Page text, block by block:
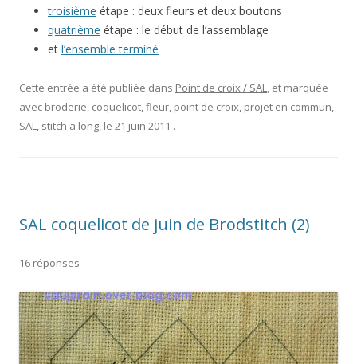
troisième étape : deux fleurs et deux boutons
quatrième étape : le début de l’assemblage
et l’ensemble terminé
Cette entrée a été publiée dans Point de croix / SAL, et marquée
avec broderie, coquelicot,fleur, point de croix, projet en commun,
SAL, stitch a long, le 21 juin 2011 .
SAL coquelicot de juin de Brodstitch (2)
16 réponses